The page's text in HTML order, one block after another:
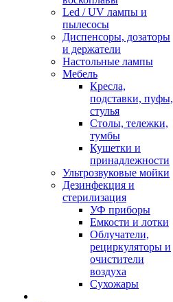
Led / UV лампы и
пылесосы
Диспенсоры, дозаторы
и держатели
Настольные лампы
Мебель
Кресла,
подставки, пуфы,
стулья
Столы, тележки,
тумбы
Кушетки и
принадлежности
Ультрозвуковые мойки
Дезинфекция и
стерилизация
УФ приборы
Емкости и лотки
Облучатели,
рециркуляторы и
очистители
воздуха
Сухожары